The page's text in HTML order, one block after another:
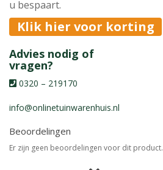
u bespaart.
Klik hier voor korting
Advies nodig of
vragen?
0320 – 219170
info@onlinetuinwarenhuis.nl
Beoordelingen
Er zijn geen beoordelingen voor dit product.